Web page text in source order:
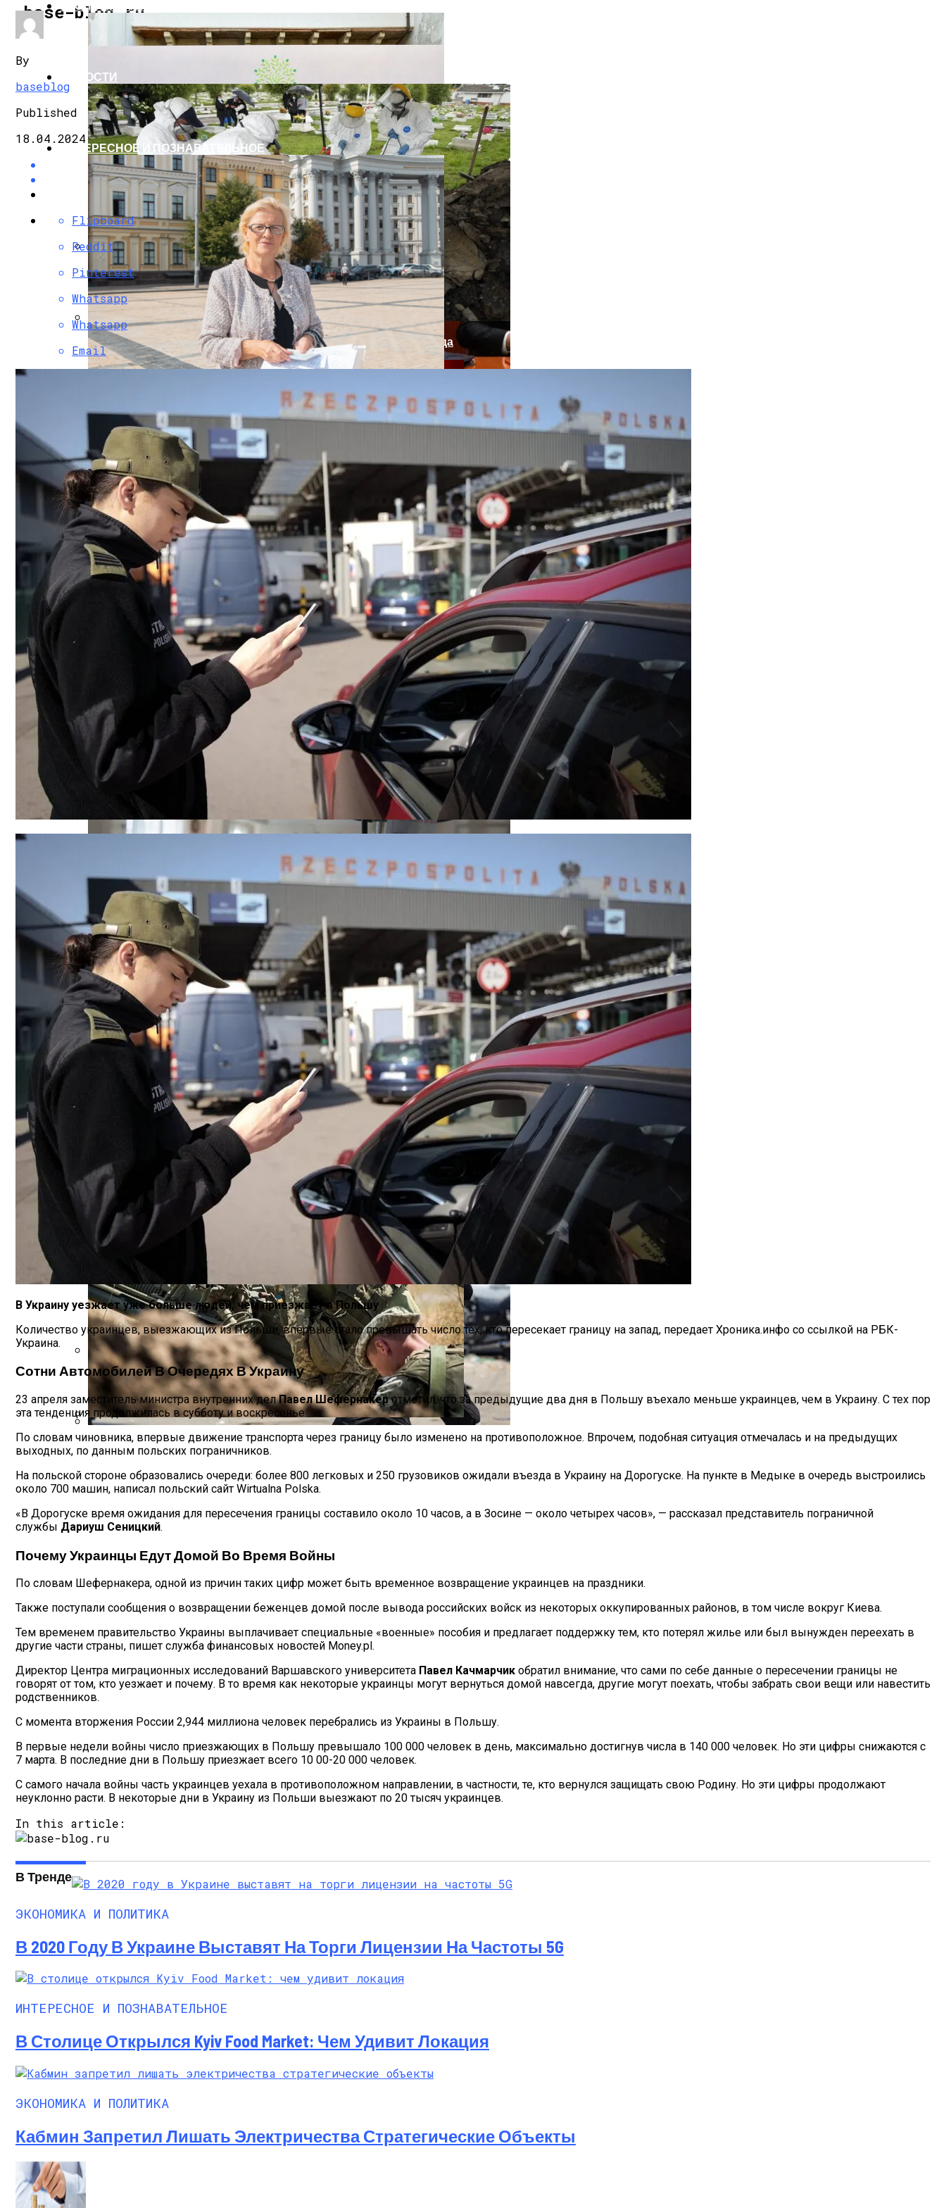
base-blog.ru
ЭКОНОМИКА И ПОЛИТИКА
G7 Договорились Регулировать Искусственный Интеллект
Растущая Концентрация Власти В Руках Си Цзиньпина: Мир Не Обмануть
Военные Рельсы Спасут Британскую Экономику?
На Какую Зарплату Могут Рассчитывать Украинцы За Рубежом: Советы Для Беженцев
Международная Реакция На Тарифы Трампа: Что Стоит На Кону
НОВОСТИ
Коронавирус В США Оказался Смертоноснее «испанки» 1918 Года
Извержение Вулкана На Юге Исландии: Чрезвычайное Положение И Эвакуация
Индия Не Будет Спрашивать Разрешения На Запуск Моделей ИИ
Вредно, Но Выгодно: В США Запрет На Асбест Приняли Только Сейчас
Кризис Безопасности На Гаити: Ужасающая Реальность Безнадежной Обстановки
ИНТЕРЕСНОЕ И ПОЗНАВАТЕЛЬНОЕ
В «Борисполе» Поселилась Украинка, Депортированная Из Казахстана
В Киеве Ограничили Движение На Проспекте Палладина
В Днепре Произошло Массовое Отравление
Киевлянам Рассказали О Самых Интересных Событиях Выходных
Стало Известно, Сколько Бойцов ВСУ Погибло С Прошлого Перемирия
By
baseblog
Published
18.04.2024
Flipboard
Reddit
Pinterest
Whatsapp
Whatsapp
Email
В Украину уезжает уже больше людей, чем приезжает в Польшу
Количество украинцев, выезжающих из Польши, впервые стало превышать число тех, кто пересекает границу на запад, передает Хроника.инфо со ссылкой на РБК-
Украина.
Сотни Автомобилей В Очередях В Украину
23 апреля заместитель министра внутренних делПавел Шефернакеротметил, что за предыдущие два дня в Польшу въехало меньше украинцев, чем в Украину. С тех пор
эта тенденция продолжилась в субботу и воскресенье.
По словам чиновника, впервые движение транспорта через границу было изменено на противоположное. Впрочем, подобная ситуация отмечалась и на предыдущих
выходных, по данным польских пограничников.
На польской стороне образовались очереди: более 800 легковых и 250 грузовиков ожидали въезда в Украину на Дорогуске. На пункте в Медыке в очередь выстроились
около 700 машин, написал польский сайт Wirtualna Polska.
«В Дорогуске время ожидания для пересечения границы составило около 10 часов, а в Зосине — около четырех часов», — рассказал представитель пограничной
службы Дариуш Сеницкий.
Почему Украинцы Едут Домой Во Время ВоЙны
По словам Шефернакера, одной из причин таких цифр может быть временное возвращение украинцев на праздники.
Также поступали сообщения о возвращении беженцев домой после вывода российских войск из некоторых оккупированных районов, в том числе вокруг Киева.
Тем временем правительство Украины выплачивает специальные «военные» пособия и предлагает поддержку тем, кто потерял жилье или был вынужден переехать в
другие части страны, пишет служба финансовых новостей Money.pl.
Директор Центра миграционных исследований Варшавского университета Павел Качмарчик обратил внимание, что сами по себе данные о пересечении границы не
говорят от том, кто уезжает и почему. В то время как некоторые украинцы могут вернуться домой навсегда, другие могут поехать, чтобы забрать свои вещи или навестить
родственников.
С момента вторжения России 2,944 миллиона человек перебрались из Украины в Польшу.
В первые недели войны число приезжающих в Польшу превышало 100 000 человек в день, максимально достигнув числа в 140 000 человек. Но эти цифры снижаются с
7 марта. В последние дни в Польшу приезжает всего 10 00-20 000 человек.
С самого начала войны часть украинцев уехала в противоположном направлении, в частности, те, кто вернулся защищать свою Родину. Но эти цифры продолжают
неуклонно расти. В некоторые дни в Украину из Польши выезжают по 20 тысяч украинцев.
In this article:
В Тренде
ЭКОНОМИКА И ПОЛИТИКА
В 2020 Году В Украине Выставят На Торги Лицензии На Частоты 5G
ИНТЕРЕСНОЕ И ПОЗНАВАТЕЛЬНОЕ
В Столице Открылся Kyiv Food Market: Чем Удивит Локация
ЭКОНОМИКА И ПОЛИТИКА
Кабмин Запретил Лишать Электричества Стратегические Объекты